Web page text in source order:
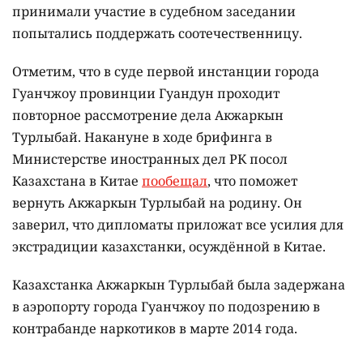
принимали участие в судебном заседании
попытались поддержать соотечественницу.
Отметим, что в суде первой инстанции города
Гуанчжоу провинции Гуандун проходит
повторное рассмотрение дела Акжаркын
Турлыбай. Накануне в ходе брифинга в
Министерстве иностранных дел РК посол
Казахстана в Китае пообещал, что поможет
вернуть Акжаркын Турлыбай на родину. Он
заверил, что дипломаты приложат все усилия для
экстрадиции казахстанки, осуждённой в Китае.
Казахстанка Акжаркын Турлыбай была задержана
в аэропорту города Гуанчжоу по подозрению в
контрабанде наркотиков в марте 2014 года.